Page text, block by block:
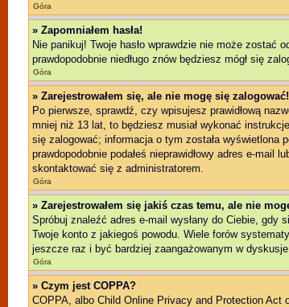
Góra
» Zapomniałem hasła!
Nie panikuj! Twoje hasło wprawdzie nie może
prawdopodobnie niedługo znów będziesz mógł się
Góra
» Zarejestrowałem się, ale nie mogę się zalogować!
Po pierwsze, sprawdź, czy wpisujesz prawidłową
mniej niż 13 lat, to będziesz musiał wykonać
się zalogować; informacja o tym została wyświetlona
prawdopodobnie podałeś nieprawidłowy adres e-
skontaktować się z administratorem.
Góra
» Zarejestrowałem się jakiś czas temu, ale nie
Spróbuj znaleźć adres e-mail wysłany do Ciebie, gdy
Twoje konto z jakiegoś powodu. Wiele forów
jeszcze raz i być bardziej zaangażowanym w
Góra
» Czym jest COPPA?
COPPA, albo Child Online Privacy and Protection